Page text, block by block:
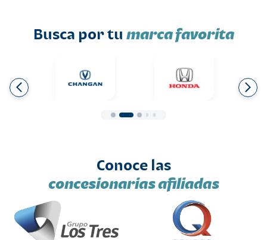
Busca por tu marca favorita
Conoce las
concesionarias afiliadas